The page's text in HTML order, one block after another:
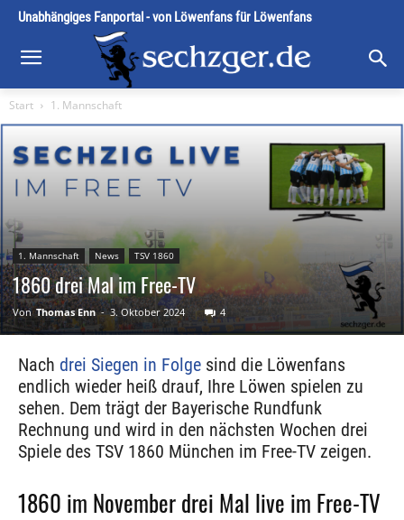
Unabhängiges Fanportal - von Löwenfans für Löwenfans
Start 1. Mannschaft
1. Mannschaft News TSV 1860
1860 drei Mal im Free-TV
Von Thomas Enn - 3. Oktober 2024 4
Nach drei Siegen in Folge sind die Löwenfans
endlich wieder heiß drauf, Ihre Löwen spielen zu
sehen. Dem trägt der Bayerische Rundfunk
Rechnung und wird in den nächsten Wochen drei
Spiele des TSV 1860 München im Free-TV zeigen.
1860 im November drei Mal live im Free-TV